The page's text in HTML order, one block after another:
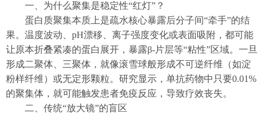
一、为什么聚集是稳定性“红灯”？
蛋白质聚集本质上是疏水核心暴露后分子间“牵手”的结
果。温度波动、pH漂移、离子强度变化或表面吸附，都可能
让原本折叠紧凑的蛋白展开，暴露β-片层等“粘性”区域。一旦
形成二聚体、三聚体，就像滚雪球般形成不可逆纤维（如淀
粉样纤维）或无定形颗粒。研究显示，单抗药物中只要0.01%
的聚集体，就可能触发患者免疫反应，导致疗效丧失。
二、传统“放大镜”的盲区